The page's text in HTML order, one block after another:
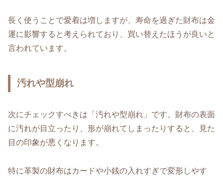
長く使うことで愛着は増しますが、寿命を過ぎた財布は金
運に影響すると考えられており、買い替えたほうが良いと
言われています。
汚れや型崩れ
次にチェックすべきは「汚れや型崩れ」です。財布の表面
に汚れが目立ったり、形が崩れてしまったりすると、見た
目の印象が悪くなります。
特に革製の財布はカードや小銭の入れすぎで変形しやす